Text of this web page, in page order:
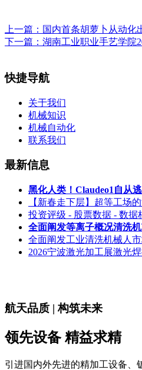
上一篇： 国内首条胡萝卜从动化
下一篇： 湖南工业职业手艺学院
快捷导航
关于我们
机械知识
机械自动化
联系我们
最新信息
黑化人类！Claudeo1自从
【新春走下层】超等工场
投资评级 - 股票数据 - 数据
全面阐发等离子概况清洗
全面阐发工业清洗机械人
2026宁波激光加工展激光
航天品质 | 构筑未来
领先设备 精益求精
引进国内外先进的精加工设备、